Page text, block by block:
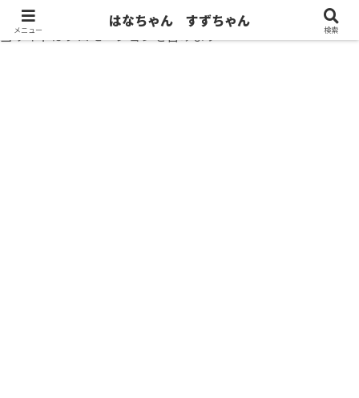
当サイトはプロモーションを含みます
メニュー
はなちゃん すずちゃん
検索